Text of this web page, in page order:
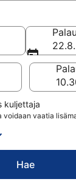
22.8.
kuljettaja
vaatia
Hae